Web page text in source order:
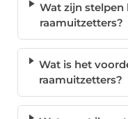
Wat zijn
raamuitzetters?
Wat is het
raamuitzetters?